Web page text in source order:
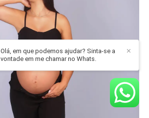
✕
Olá, em que podemos ajudar? Sinta-se a
vontade em me chamar no Whats.